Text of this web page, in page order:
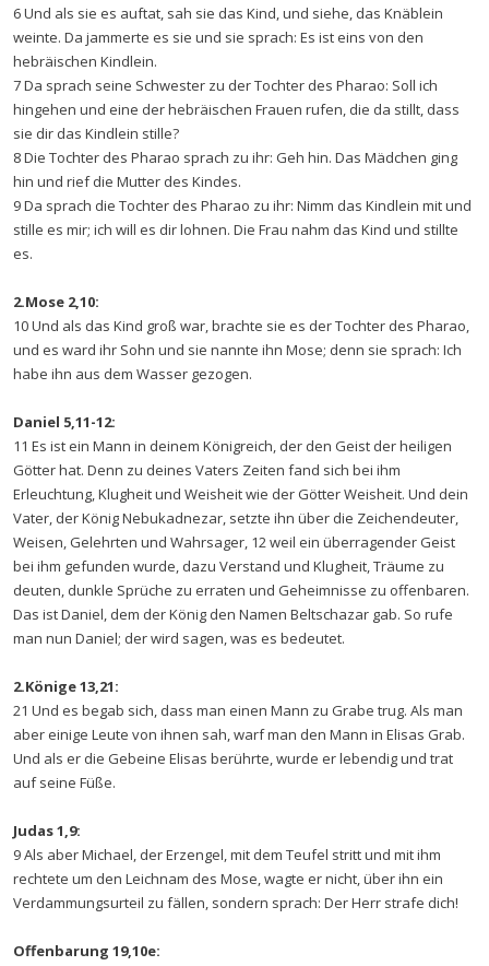
6 Und als sie es auftat, sah sie das Kind, und siehe, das Knäblein
weinte. Da jammerte es sie und sie sprach: Es ist eins von den
hebräischen Kindlein.
7 Da sprach seine Schwester zu der Tochter des Pharao: Soll ich
hingehen und eine der hebräischen Frauen rufen, die da stillt, dass
sie dir das Kindlein stille?
8 Die Tochter des Pharao sprach zu ihr: Geh hin. Das Mädchen ging
hin und rief die Mutter des Kindes.
9 Da sprach die Tochter des Pharao zu ihr: Nimm das Kindlein mit und
stille es mir; ich will es dir lohnen. Die Frau nahm das Kind und stillte
es.
2.Mose 2,10:
10 Und als das Kind groß war, brachte sie es der Tochter des Pharao,
und es ward ihr Sohn und sie nannte ihn Mose; denn sie sprach: Ich
habe ihn aus dem Wasser gezogen.
Daniel 5,11-12:
11 Es ist ein Mann in deinem Königreich, der den Geist der heiligen
Götter hat. Denn zu deines Vaters Zeiten fand sich bei ihm
Erleuchtung, Klugheit und Weisheit wie der Götter Weisheit. Und dein
Vater, der König Nebukadnezar, setzte ihn über die Zeichendeuter,
Weisen, Gelehrten und Wahrsager, 12 weil ein überragender Geist
bei ihm gefunden wurde, dazu Verstand und Klugheit, Träume zu
deuten, dunkle Sprüche zu erraten und Geheimnisse zu offenbaren.
Das ist Daniel, dem der König den Namen Beltschazar gab. So rufe
man nun Daniel; der wird sagen, was es bedeutet.
2.Könige 13,21:
21 Und es begab sich, dass man einen Mann zu Grabe trug. Als man
aber einige Leute von ihnen sah, warf man den Mann in Elisas Grab.
Und als er die Gebeine Elisas berührte, wurde er lebendig und trat
auf seine Füße.
Judas 1,9:
9 Als aber Michael, der Erzengel, mit dem Teufel stritt und mit ihm
rechtete um den Leichnam des Mose, wagte er nicht, über ihn ein
Verdammungsurteil zu fällen, sondern sprach: Der Herr strafe dich!
Offenbarung 19,10e: